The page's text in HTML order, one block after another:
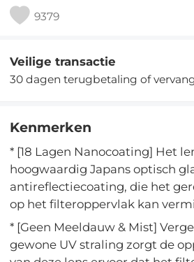
9379
Veilige transactie
30 dagen terugbetaling of
Kenmerken
* [18 Lagen Nanocoating] Het
hoogwaardig Japans optisch
antireflectiecoating, die het
op het filteroppervlak kan
* [Geen Meeldauw & Mist]
gewone UV straling zorgt de